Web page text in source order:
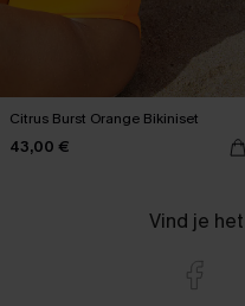
Citrus Burst Orange Bikiniset
43,00 €
Vind je